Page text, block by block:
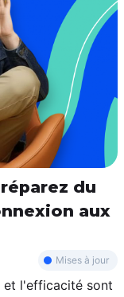
du
aux
Mises à jour
et l'efficacité sont